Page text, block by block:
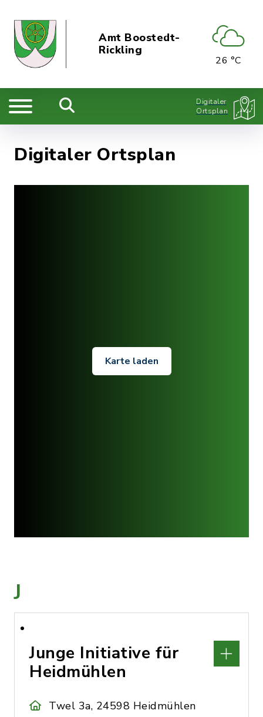
Amt Boostedt-
Rickling
26 °C
Digitaler
Ortsplan
Digitaler Ortsplan
Karte laden
J
Junge Initiative für
Heidmühlen
Twel 3a, 24598 Heidmühlen